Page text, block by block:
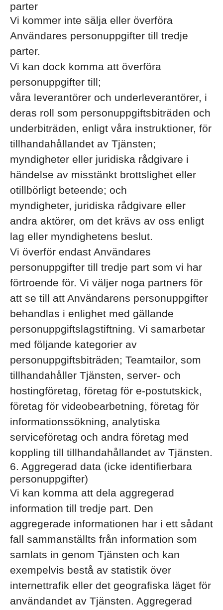
parter
Vi kommer inte sälja eller överföra
Användares personuppgifter till tredje
parter.
Vi kan dock komma att överföra
personuppgifter till;
våra leverantörer och underleverantörer, i
deras roll som personuppgiftsbiträden och
underbiträden, enligt våra instruktioner, för
tillhandahållandet av Tjänsten;
myndigheter eller juridiska rådgivare i
händelse av misstänkt brottslighet eller
otillbörligt beteende; och
myndigheter, juridiska rådgivare eller
andra aktörer, om det krävs av oss enligt
lag eller myndighetens beslut.
Vi överför endast Användares
personuppgifter till tredje part som vi har
förtroende för. Vi väljer noga partners för
att se till att Användarens personuppgifter
behandlas i enlighet med gällande
personuppgiftslagstiftning. Vi samarbetar
med följande kategorier av
personuppgiftsbiträden; Teamtailor, som
tillhandahåller Tjänsten, server- och
hostingföretag, företag för e-postutskick,
företag för videobearbetning, företag för
informationssökning, analytiska
serviceföretag och andra företag med
koppling till tillhandahållandet av Tjänsten.
6. Aggregerad data (icke identifierbara
personuppgifter)
Vi kan komma att dela aggregerad
information till tredje part. Den
aggregerade informationen har i ett sådant
fall sammanställts från information som
samlats in genom Tjänsten och kan
exempelvis bestå av statistik över
internettrafik eller det geografiska läget för
användandet av Tjänsten. Aggregerad